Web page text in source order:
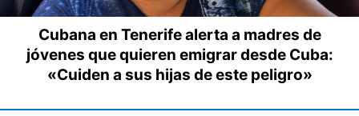
Cubana en Tenerife alerta a madres de
jóvenes que quieren emigrar desde Cuba:
«Cuiden a sus hijas de este peligro»